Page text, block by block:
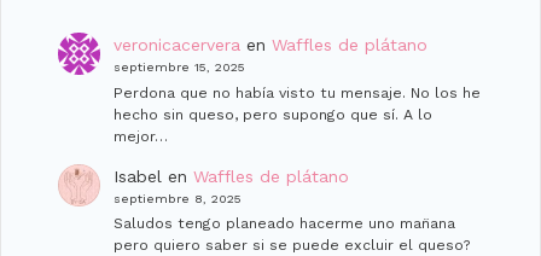
veronicacerveraen Waffles de plátano
septiembre 15, 2025
Perdona que no había visto tu mensaje. No los he
hecho sin queso, pero supongo que sí. A lo
mejor…
Isabel en Waffles de plátano
septiembre 8, 2025
Saludos tengo planeado hacerme uno man̈ana
pero quiero saber si se puede excluir el queso?